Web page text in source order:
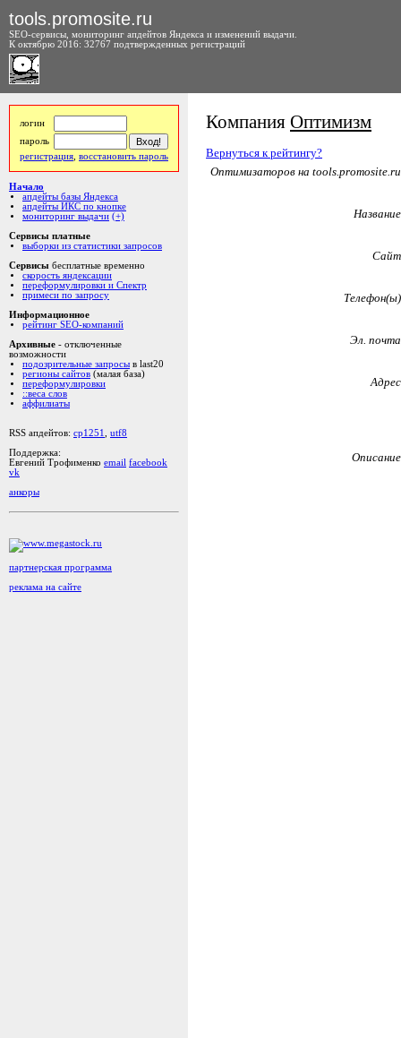
tools.promosite.ru
SEO-сервисы, мониторинг апдейтов Яндекса и изменений выдачи.
К октябрю 2016: 32767 подтвержденных регистраций
логин
пароль
регистрация восстановить пароль
Начало
апдейты базы Яндекса
апдейты ИКС по кнопке
мониторинг выдачи (+)
Сервисы платные
выборки из статистики запросов
Сервисы бесплатные временно
скорость яндексации
переформулировки и Спектр
примеси по запросу
Информационное
рейтинг SEO-компаний
Архивные - отключенные
возможности
подозрительные запросы в last20
регионы сайтов (малая база)
переформулировки
::веса слов
аффилиаты
RSS апдейтов: cp1251
utf8
Поддержка:
Евгений Трофименко email facebook
vk
анкоры
партнерская программа
реклама на сайте
Компания Оптимизм
Вернуться к рейтингу?
Оптимизаторов на tools.promosite.ru
Название
Сайт
Телефон(ы)
Эл. почта
Адрес
Описание